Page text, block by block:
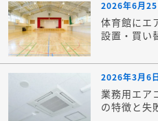
2026年6月25
体育館にエ
設置・買い
2026年3月6
業務用エア
の特徴と失